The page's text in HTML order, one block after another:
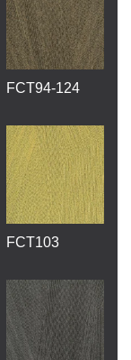
FCT94-124
FCT103